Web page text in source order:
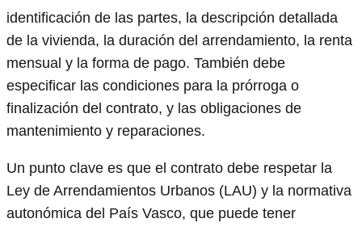
identificación de las partes, la descripción detallada
de la vivienda, la duración del arrendamiento, la renta
mensual y la forma de pago. También debe
especificar las condiciones para la prórroga o
finalización del contrato, y las obligaciones de
mantenimiento y reparaciones.
Un punto clave es que el contrato debe respetar la
Ley de Arrendamientos Urbanos (LAU) y la normativa
autonómica del País Vasco, que puede tener